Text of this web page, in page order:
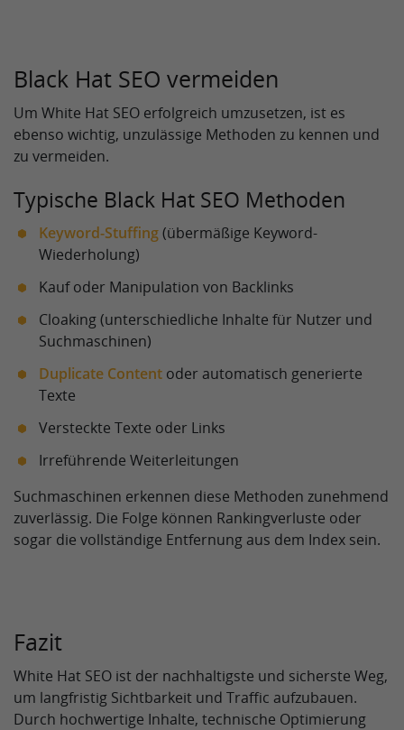
Black Hat SEO vermeiden
Um White Hat SEO erfolgreich umzusetzen, ist es
ebenso wichtig, unzulässige Methoden zu kennen und
zu vermeiden.
Typische Black Hat SEO Methoden
Keyword-Stuffing(übermäßige Keyword-
Wiederholung)
Kauf oder Manipulation von Backlinks
Cloaking (unterschiedliche Inhalte für Nutzer und
Suchmaschinen)
Duplicate Content oder automatisch generierte
Texte
Versteckte Texte oder Links
Irreführende Weiterleitungen
Suchmaschinen erkennen diese Methoden zunehmend
zuverlässig. Die Folge können Rankingverluste oder
sogar die vollständige Entfernung aus dem Index sein.
Fazit
White Hat SEO ist der nachhaltigste und sicherste Weg,
um langfristig Sichtbarkeit und Traffic aufzubauen.
Durch hochwertige Inhalte, technische Optimierung